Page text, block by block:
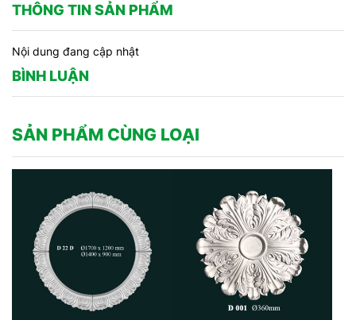
THÔNG TIN SẢN PHẨM
Nội dung đang cập nhật
BÌNH LUẬN
SẢN PHẨM CÙNG LOẠI